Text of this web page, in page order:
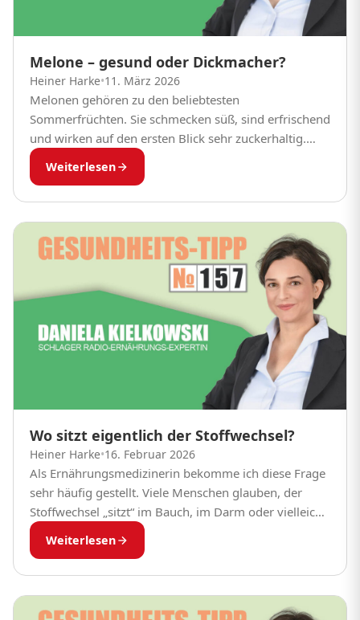
Melone – gesund oder Dickmacher?
Heiner Harke•11. März 2026
Melonen gehören zu den beliebtesten
Sommerfrüchten. Sie schmecken süß, sind erfrischend
und wirken auf den ersten Blick sehr zuckerhaltig.
Viele Menschen fragen sich deshalb: Ist Melone
gesund – oder macht...
Weiterlesen
Wo sitzt eigentlich der Stoffwechsel?
Heiner Harke•16. Februar 2026
Als Ernährungsmedizinerin bekomme ich diese Frage
sehr häufig gestellt. Viele Menschen glauben, der
Stoffwechsel „sitzt“ im Bauch, im Darm oder vielleicht
in der Schilddrüse. Tatsächlich ist die Antwort
faszinierender: Der...
Weiterlesen